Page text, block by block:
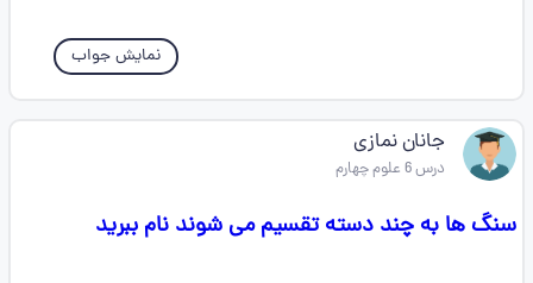
نمایش جواب
جانان نمازی
درس 6 علوم چهارم
سنگ ها به چند دسته تقسیم می شوند نام ببرید